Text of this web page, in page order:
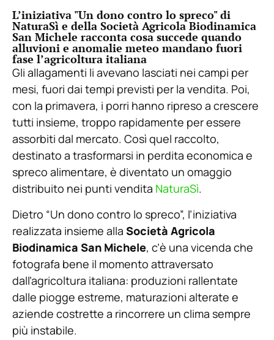
L’iniziativa "Un dono contro lo spreco" di
NaturaSì e della Società Agricola Biodinamica
San Michele racconta cosa succede quando
alluvioni e anomalie meteo mandano fuori
fase l’agricoltura italiana
Gli allagamenti li avevano lasciati nei campi per
mesi, fuori dai tempi previsti per la vendita. Poi,
con la primavera, i porri hanno ripreso a crescere
tutti insieme, troppo rapidamente per essere
assorbiti dal mercato. Così quel raccolto,
destinato a trasformarsi in perdita economica e
spreco alimentare, è diventato un omaggio
distribuito nei punti vendita NaturaSì.
Dietro “Un dono contro lo spreco”, l’iniziativa
realizzata insieme alla Società Agricola
Biodinamica San Michele, c’è una vicenda che
fotografa bene il momento attraversato
dall’agricoltura italiana: produzioni rallentate
dalle piogge estreme, maturazioni alterate e
aziende costrette a rincorrere un clima sempre
più instabile.